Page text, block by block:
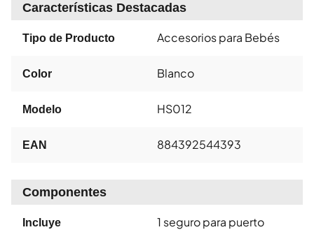
Características Destacadas
Tipo de Producto Accesorios para Bebés
Color Blanco
Modelo HS012
EAN 884392544393
Componentes
Incluye 1 seguro para puerto